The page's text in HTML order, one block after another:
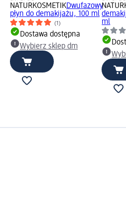
NATURKOSMETIKDwufazowy
płyn do demakijażu, 100 ml
(1)
Dostawa dostępna
Wybierz sklep dm
ml